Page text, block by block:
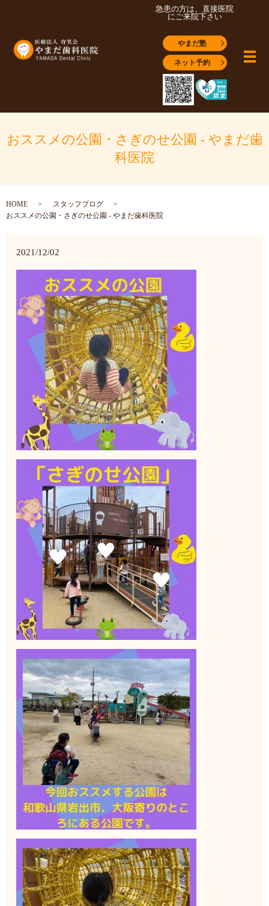
急患の方は、直接医院
にご来院下さい
やまだ塾
ネット予約 メ
おススメの公園・さぎのせ公園 - やまだ歯
科医院
HOME
スタッフブログ
おススメの公園・さぎのせ公園 - やまだ歯科医院
2021/12/02